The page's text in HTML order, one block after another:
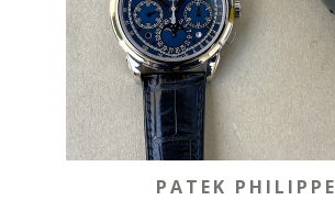
PATEK PHILIPPE